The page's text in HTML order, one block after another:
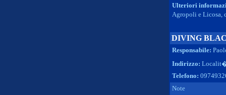
Ulteriori
Agropoli e Licosa,
DIVING
Responsabile:
Indirizzo: Localit�
Telefono:
Note